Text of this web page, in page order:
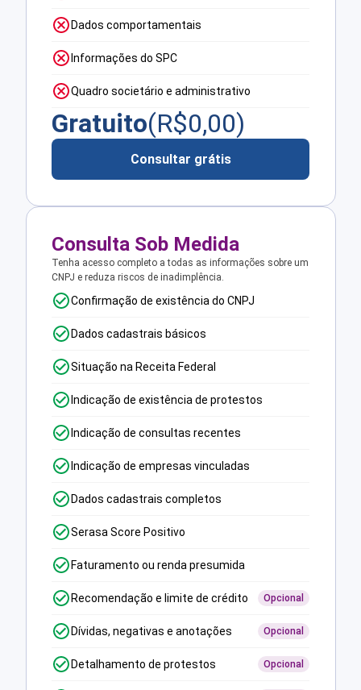
Dados comportamentais
Informações do SPC
Quadro societário e administrativo
Gratuito(R$0,00)
Consultar grátis
Consulta Sob Medida
Tenha acesso completo a todas as informações sobre um
CNPJ e reduza riscos de inadimplência.
Confirmação de existência do CNPJ
Dados cadastrais básicos
Situação na Receita Federal
Indicação de existência de protestos
Indicação de consultas recentes
Indicação de empresas vinculadas
Dados cadastrais completos
Serasa Score Positivo
Faturamento ou renda presumida
Recomendação e limite de crédito Opcional
Dívidas, negativas e anotações Opcional
Detalhamento de protestos Opcional